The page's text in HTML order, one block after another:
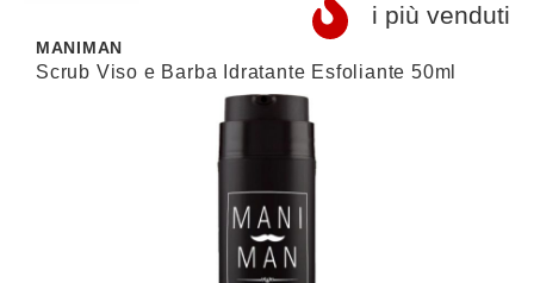
i più venduti
MANIMAN
Scrub Viso e Barba Idratante Esfoliante 50ml